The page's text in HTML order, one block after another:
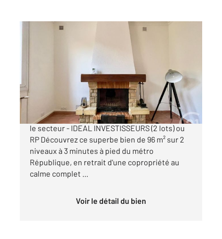
Appartement T4 à vendre
275 000 €
REPUBLIQUE - Maison en copropriété rare sur
le secteur - IDEAL INVESTISSEURS (2 lots) ou
RP Découvrez ce superbe bien de 96 m² sur 2
niveaux à 3 minutes à pied du métro
République, en retrait d'une copropriété au
calme complet ...
Voir le détail du bien